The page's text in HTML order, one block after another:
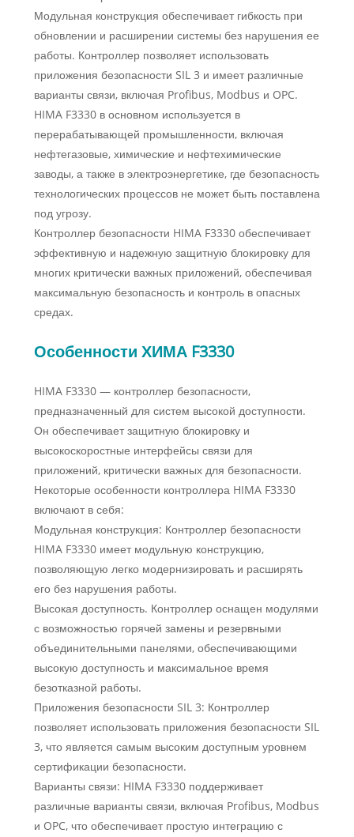
Модульная конструкция обеспечивает гибкость при
обновлении и расширении системы без нарушения ее
работы. Контроллер позволяет использовать
приложения безопасности SIL 3 и имеет различные
варианты связи, включая Profibus, Modbus и OPC.
HIMA F3330 в основном используется в
перерабатывающей промышленности, включая
нефтегазовые, химические и нефтехимические
заводы, а также в электроэнергетике, где безопасность
технологических процессов не может быть поставлена
​​под угрозу.
Контроллер безопасности HIMA F3330 обеспечивает
эффективную и надежную защитную блокировку для
многих критически важных приложений, обеспечивая
максимальную безопасность и контроль в опасных
средах.
Особенности ХИМА F3330
HIMA F3330 — контроллер безопасности,
предназначенный для систем высокой доступности.
Он обеспечивает защитную блокировку и
высокоскоростные интерфейсы связи для
приложений, критически важных для безопасности.
Некоторые особенности контроллера HIMA F3330
включают в себя:
Модульная конструкция: Контроллер безопасности
HIMA F3330 имеет модульную конструкцию,
позволяющую легко модернизировать и расширять
его без нарушения работы.
Высокая доступность. Контроллер оснащен модулями
с возможностью горячей замены и резервными
объединительными панелями, обеспечивающими
высокую доступность и максимальное время
безотказной работы.
Приложения безопасности SIL 3: Контроллер
позволяет использовать приложения безопасности SIL
3, что является самым высоким доступным уровнем
сертификации безопасности.
Варианты связи: HIMA F3330 поддерживает
различные варианты связи, включая Profibus, Modbus
и OPC, что обеспечивает простую интеграцию с